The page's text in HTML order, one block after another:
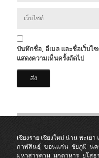
บันทึกชื่อ, อีเมล และชื่อเว็บไ
แสดงความเห็นครั้งถัดไป
เชียงราย เชียงใหม่ น่านพะเยา
กาฬสินธุ์ ขอนแก่น ชัยภูมิ นค
มหาสารคาม มุกดาหาร ยโสธ